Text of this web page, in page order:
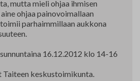
mutta mieli ohjaa ihmisen
ohjaa painovoimallaan
parhaimmillaan aukkona
16.12.2012 klo 14-16
keskustoimikunta.